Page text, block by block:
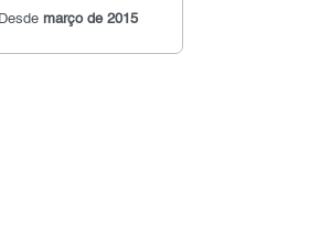
Desde março de 2015